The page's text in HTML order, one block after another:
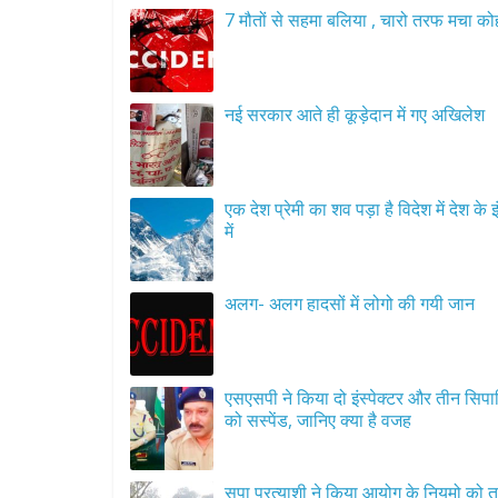
7 मौतों से सहमा बलिया , चारो तरफ मचा
नई सरकार आते ही कूड़ेदान में गए अखिलेश
एक देश प्रेमी का शव पड़ा है विदेश में देश के इंतजार
में
अलग- अलग हादसों में लोगो की गयी जान
एसएसपी ने किया दो इंस्पेक्टर और तीन
को सस्पेंड, जानिए क्या है वजह
सपा प्रत्याशी ने किया आयोग के नियमो को